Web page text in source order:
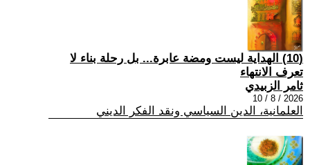
(10) الهداية ليست ومضة عابرة... بل رحلة بناء لا
تعرف الانتهاء
ثامر الزبيدي
2026 / 8 / 10
العلمانية، الدين السياسي ونقد الفكر الديني